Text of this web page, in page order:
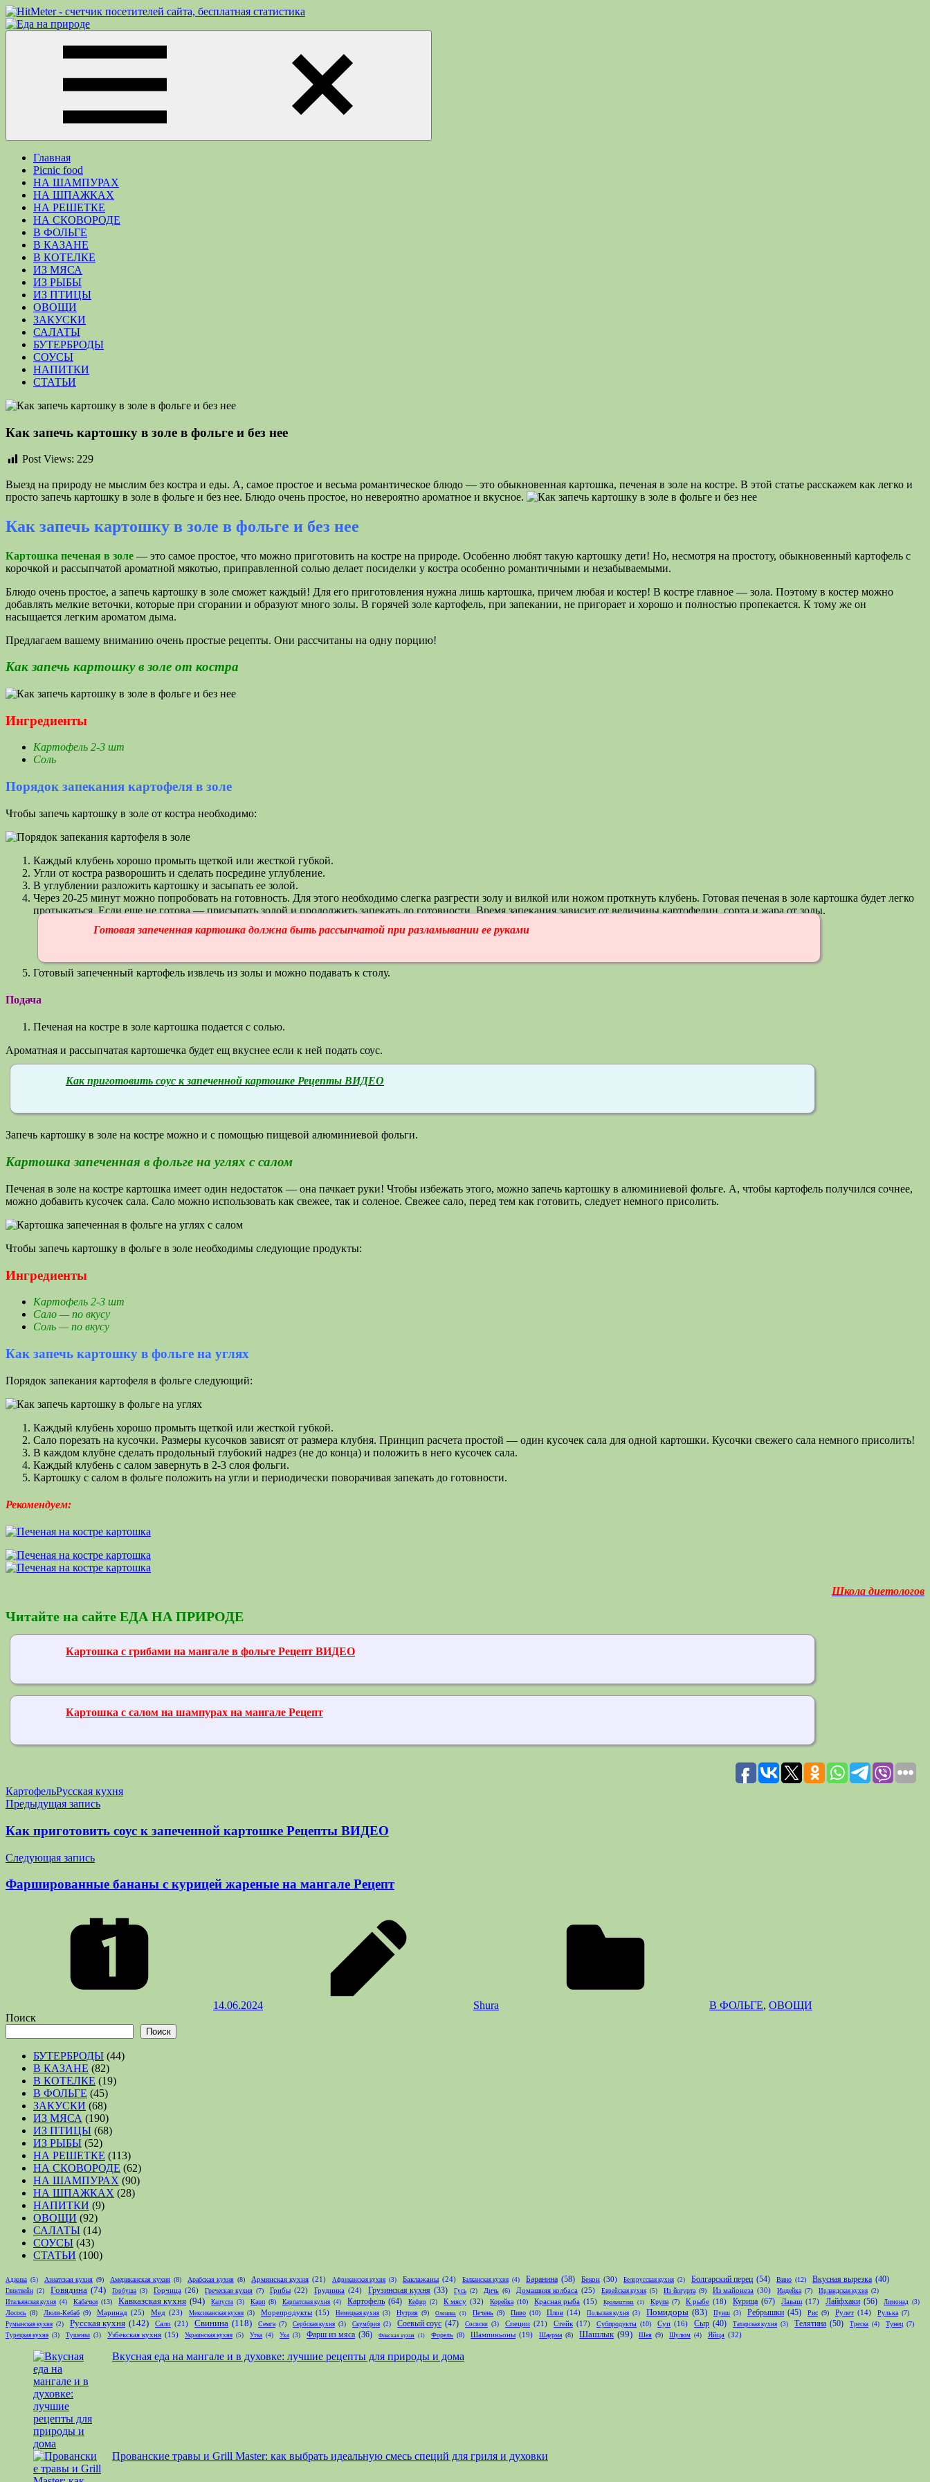
Перейти
к
содержимому
Меню
Главная
Picnic food
НА ШАМПУРАХ
НА ШПАЖКАХ
НА РЕШЕТКЕ
НА СКОВОРОДЕ
В ФОЛЬГЕ
В КАЗАНЕ
В КОТЕЛКЕ
ИЗ МЯСА
ИЗ РЫБЫ
ИЗ ПТИЦЫ
ОВОЩИ
ЗАКУСКИ
САЛАТЫ
БУТЕРБРОДЫ
СОУСЫ
НАПИТКИ
СТАТЬИ
Как запечь картошку в золе в фольге и без нее
Post Views: 229
Выезд на природу не мыслим без костра и еды. А, самое простое и весьма романтическое блюдо — это обыкновенная картошка, печеная в золе на костре. В этой статье расскажем как легко и
просто запечь картошку в золе в фольге и без нее. Блюдо очень простое, но невероятно ароматное и вкусное.
Как запечь картошку в золе в фольге и без нее
Картошка печеная в золе — это самое простое, что можно приготовить на костре на природе. Особенно любят такую картошку дети! Но, несмотря на простоту, обыкновенный картофель с
корочкой и рассыпчатой ароматной мякотью, приправленной солью делает посиделки у костра особенно романтичными и незабываемыми.
Блюдо очень простое, а запечь картошку в золе сможет каждый! Для его приготовления нужна лишь картошка, причем любая и костер! В костре главное — зола. Поэтому в костер можно
добавлять мелкие веточки, которые при сгорании и образуют много золы. В горячей золе картофель, при запекании, не пригорает и хорошо и полностью пропекается. К тому же он
насыщается легким ароматом дыма.
Предлагаем вашему вниманию очень простые рецепты. Они рассчитаны на одну порцию!
Как запечь картошку в золе от костра
Ингредиенты
Картофель 2-3 шт
Соль
Порядок запекания картофеля в золе
Чтобы запечь картошку в золе от костра необходимо:
Каждый клубень хорошо промыть щеткой или жесткой губкой.
Угли от костра разворошить и сделать посредине углубление.
В углублении разложить картошку и засыпать ее золой.
Через 20-25 минут можно попробовать на готовность. Для этого необходимо слегка разгрести золу и вилкой или ножом проткнуть клубень. Готовая печеная в золе картошка будет легко
протыкаться. Если еще не готова — присыпать золой и продолжить запекать до готовности. Время запекания зависит от величины картофелин, сорта и жара от золы.
Готовая запеченная картошка должна быть рассыпчатой при разламывании ее руками
Готовый запеченный картофель извлечь из золы и можно подавать к столу.
Подача
Печеная на костре в золе картошка подается с солью.
Ароматная и рассыпчатая картошечка будет ещ вкуснее если к ней подать соус.
Как приготовить соус к запеченной картошке Рецепты ВИДЕО
Запечь картошку в золе на костре можно и с помощью пищевой алюминиевой фольги.
Картошка запеченная в фольге на углях с салом
Печеная в золе на костре картошка имеет один недостаток — она пачкает руки! Чтобы избежать этого, можно запечь картошку в алюминиевой фольге. А, чтобы картофель получился сочнее,
можно добавить кусочек сала. Сало можно использовать как свежее, так и соленое. Свежее сало, перед тем как готовить, следует немного присолить.
Чтобы запечь картошку в фольге в золе необходимы следующие продукты:
Ингредиенты
Картофель 2-3 шт
Сало — по вкусу
Соль — по вкусу
Как запечь картошку в фольге на углях
Порядок запекания картофеля в фольге следующий:
Каждый клубень хорошо промыть щеткой или жесткой губкой.
Сало порезать на кусочки. Размеры кусочков зависят от размера клубня. Принцип расчета простой — один кусочек сала для одной картошки. Кусочки свежего сала немного присолить!
В каждом клубне сделать продольный глубокий надрез (не до конца) и положить в него кусочек сала.
Каждый клубень с салом завернуть в 2-3 слоя фольги.
Картошку с салом в фольге положить на угли и периодически поворачивая запекать до готовности.
Рекомендуем:
Школа диетологов
Читайте на сайте ЕДА НА ПРИРОДЕ
Картошка с грибами на мангале в фольге Рецепт ВИДЕО
Картошка с салом на шампурах на мангале Рецепт
КартофельРусская кухня
Навигация
по
записям
Предыдущая запись
Как приготовить соус к запеченной картошке Рецепты ВИДЕО
Следующая запись
Фаршированные бананы с курицей жареные на мангале Рецепт
14.06.2024 Shura В ФОЛЬГЕ, ОВОЩИ
Поиск
Поиск
БУТЕРБРОДЫ (44)
В КАЗАНЕ (82)
В КОТЕЛКЕ (19)
В ФОЛЬГЕ (45)
ЗАКУСКИ (68)
ИЗ МЯСА (190)
ИЗ ПТИЦЫ (68)
ИЗ РЫБЫ (52)
НА РЕШЕТКЕ (113)
НА СКОВОРОДЕ (62)
НА ШАМПУРАХ (90)
НА ШПАЖКАХ (28)
НАПИТКИ (9)
ОВОЩИ (92)
САЛАТЫ (14)
СОУСЫ (43)
СТАТЬИ (100)
Аджика (5) Азиатская кухня (9) Американская кухня (8) Арабская кухня (8) Армянская кухня (21) Африканская кухня (3) Баклажаны (24) Балканская кухня (4) Баранина (58) Бекон (30) Белорусская кухня (2) Болгарский перец (54) Вино (12) Вкусная вырезка (40)
Глинтвейн (2) Говядина (74) Горбуша (3) Горчица (26) Греческая кухня (7) Грибы (22) Грудинка (24) Грузинская кухня (33) Гусь (2) Дичь (6) Домашняя колбаса (25) Еврейская кухня (5) Из йогурта (9) Из майонеза (30) Индейка (7) Ирландская кухня (2)
Итальянская кухня (4) Кабачки (13) Кавказская кухня (94) Капуста (3) Карп (8) Карпатская кухня (4) Картофель (64) Кефир (2) К мясу (32) Корейка (10) Красная рыба (15) Крольчатина (1) Крупа (7) К рыбе (18) Курица (67) Лаваш (17) Лайфхаки (56) Лимонад (3)
Лосось (8) Люля-Кебаб (9) Маринад (25) Мед (23) Мексиканская кухня (3) Морепродукты (15) Немецкая кухня (3) Нутрия (9) Оленина (1) Печень (9) Пиво (10) Плов (14) Польская кухня (3) Помидоры (83) Пунш (3) Ребрышки (45) Рис (9) Рулет (14) Рулька (7)
Румынская кухня (2) Русская кухня (142) Сало (21) Свинина (118) Семга (7) Сербская кухня (3) Скумбрия (2) Соевый соус (47) Сосиски (3) Специи (21) Стейк (17) Субпродукты (10) Суп (16) Сыр (40) Татарская кухня (3) Телятина (50) Треска (4) Тунец (7)
Турецкая кухня (3) Тушенка (3) Узбекская кухня (15) Украинская кухня (5) Утка (4) Уха (3) Фарш из мяса (36) Финская кухня (1) Форель (8) Шампиньоны (19) Шаурма (8) Шашлык (99) Шея (9) Шулюм (4) Яйца (32)
Вкусная еда на мангале и в духовке: лучшие рецепты для природы и дома
Прованские травы и Grill Master: как выбрать идеальную смесь специй для гриля и духовки